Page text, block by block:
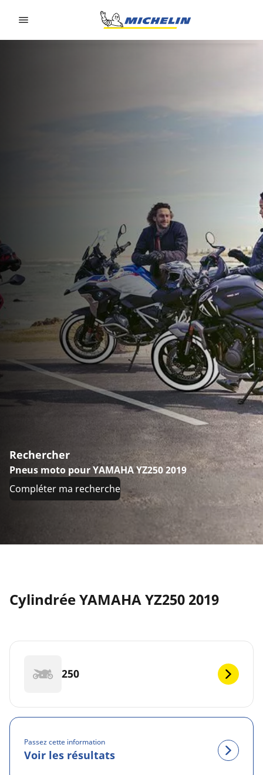
Rechercher
Pneus moto pour YAMAHA YZ250 2019
Compléter ma recherche
Cylindrée YAMAHA YZ250 2019
250
Passez cette information
Voir les résultats